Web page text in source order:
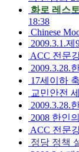
화로 레스
18:38
Chinese
2009.3.1.
ACC 전문
2009.3.28.
17세이하
교민안전
2009.3.28.
2008 한인
ACC 전문
정당 정책